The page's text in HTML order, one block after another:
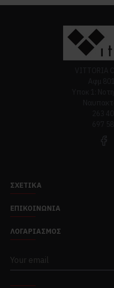
ΣΧΕΤΙΚΆ
ΕΠΙΚΟΙΝΩΝΊΑ
ΛΟΓΑΡΙΑΣΜΌΣ